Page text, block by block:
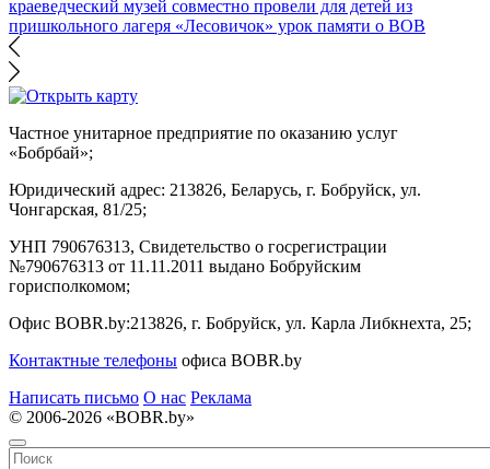
краеведческий музей совместно провели для детей из
пришкольного лагеря «Лесовичок» урок памяти о ВОВ
Частное унитарное предприятие по оказанию услуг
«Бобрбай»;
Юридический адрес: 213826, Беларусь, г. Бобруйск, ул.
Чонгарская, 81/25;
УНП 790676313, Свидетельство о госрегистрации
№790676313 от 11.11.2011 выдано Бобруйским
горисполкомом;
Офис BOBR.by:213826, г. Бобруйск, ул. Карла Либкнехта, 25;
Контактные телефоны офиса BOBR.by
Написать письмо О нас Реклама
© 2006-2026 «BOBR.by»